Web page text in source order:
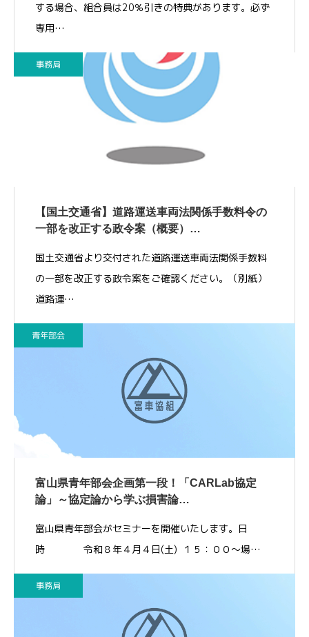
する場合、組合員は20％引きの特典があります。必ず
専用…
事務局
【国土交通省】道路運送車両法関係手数料令の
一部を改正する政令案（概要）…
国土交通省より交付された道路運送車両法関係手数料
の一部を改正する政令案をご確認ください。（別紙）
道路運…
青年部会
富山県青年部会企画第一段！「CARLab協定
論」～協定論から学ぶ損害論…
富山県青年部会がセミナーを開催いたします。日
時 令和８年４月４日(土) １５：００～場…
事務局